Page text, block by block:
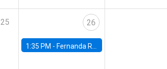
25 26
1:35 PM - Fernanda Rojas Ampuero, University of Wisconsin-Madison